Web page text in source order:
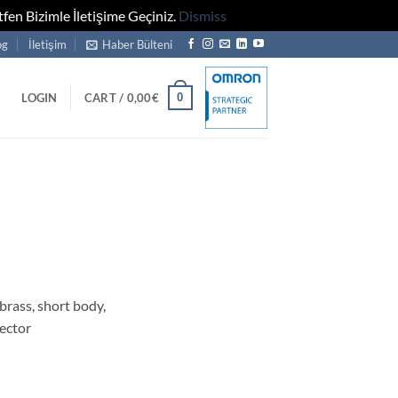
Bizimle İletişime Geçiniz. Dismiss
İletişim Haber Bülteni
LOGIN CART / 0,00€ 0
short body,